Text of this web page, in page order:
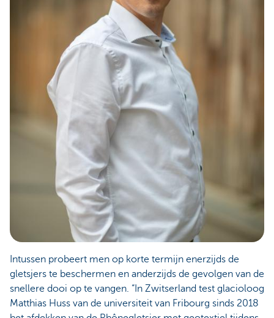
Intussen probeert men op korte termijn enerzijds de
gletsjers te beschermen en anderzijds de gevolgen van de
snellere dooi op te vangen. “In Zwitserland test glacioloog
Matthias Huss van de universiteit van Fribourg sinds 2018